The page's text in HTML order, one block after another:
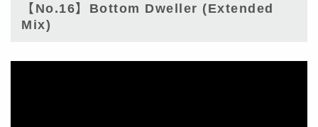
【No.16】Bottom Dweller (Extended
Mix)